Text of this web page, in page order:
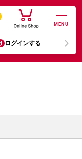
MENU
ログインする